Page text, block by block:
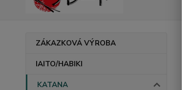
ZÁKAZKOVÁ VÝROBA
IAITO/HABIKI
KATANA